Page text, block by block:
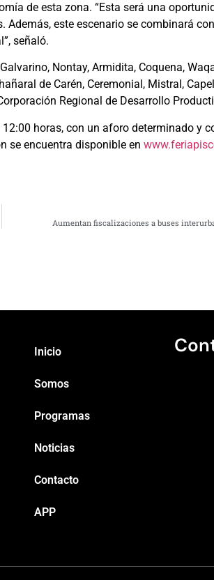
de esta zona. “Esta será una
este escenario se combinará
señaló.
Nontay, Armidita, Coquena,
de Carén, Ceremonial, Mistral,
Regional de Desarrollo
horas, con un aforo determinado y
se encuentra disponible en
Aumentan fiscalizaciones a buses
Inicio
Somos
Programas
Noticias
Contacto
APP